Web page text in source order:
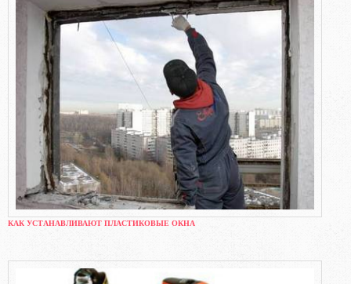
КАК УСТАНАВЛИВАЮТ ПЛАСТИКОВЫЕ ОКНА